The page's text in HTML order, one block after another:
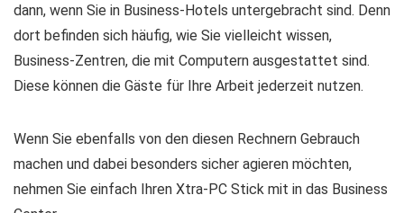
dann, wenn Sie in Business-Hotels untergebracht sind. Denn
dort befinden sich häufig, wie Sie vielleicht wissen,
Business-Zentren, die mit Computern ausgestattet sind.
Diese können die Gäste für Ihre Arbeit jederzeit nutzen.
Wenn Sie ebenfalls von den diesen Rechnern Gebrauch
machen und dabei besonders sicher agieren möchten,
nehmen Sie einfach Ihren Xtra-PC Stick mit in das Business